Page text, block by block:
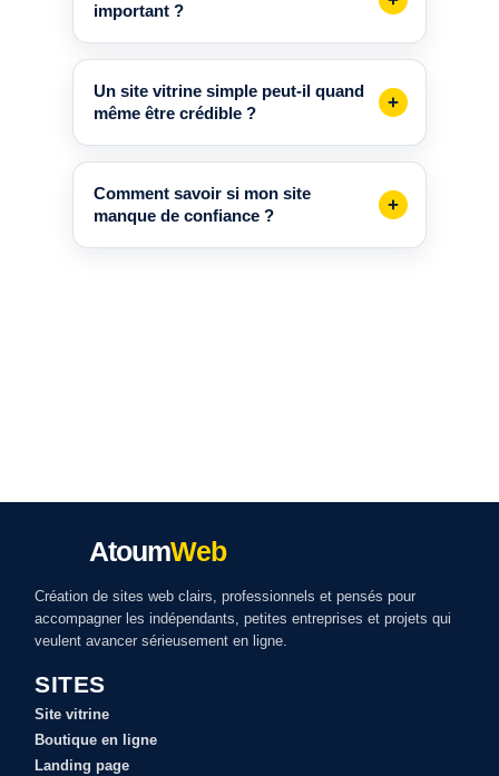
important ?
Un site vitrine simple peut-il quand
même être crédible ?
Comment savoir si mon site
manque de confiance ?
AtoumWeb
Création de sites web clairs, professionnels et pensés pour
accompagner les indépendants, petites entreprises et projets qui
veulent avancer sérieusement en ligne.
SITES
Site vitrine
Boutique en ligne
Landing page